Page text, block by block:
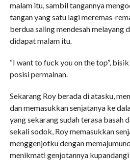
malam itu, sambil tangannya
tangan yang satu lagi meremas-
berdua saling mendesah melayang
didapat malam itu.
“I want to fuck you on the top”,
posisi permainan.
Sekarang Roy berada di atasku,
dan memasukkan senjatanya ke
yang sekarang sudah terasa basah
sekali sodok, Roy memasukkan
menggenjotku dengan
menikmati genjotannya